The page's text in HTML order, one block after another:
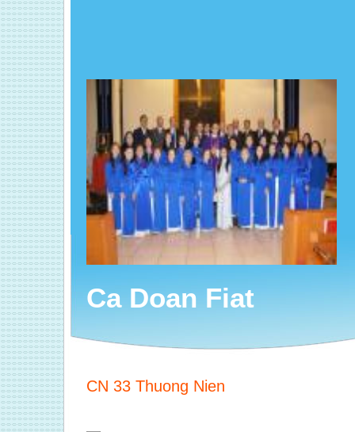
Ca Doan Fiat
CN 33 Thuong Nien